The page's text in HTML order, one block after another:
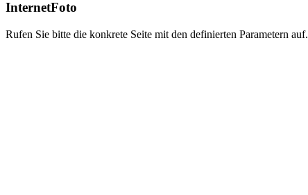
InternetFoto
Rufen Sie bitte die konkrete Seite mit den definierten Parametern auf.